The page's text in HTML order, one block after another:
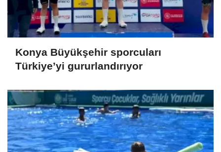
Konya Büyükşehir sporcuları
Türkiye’yi gururlandırıyor